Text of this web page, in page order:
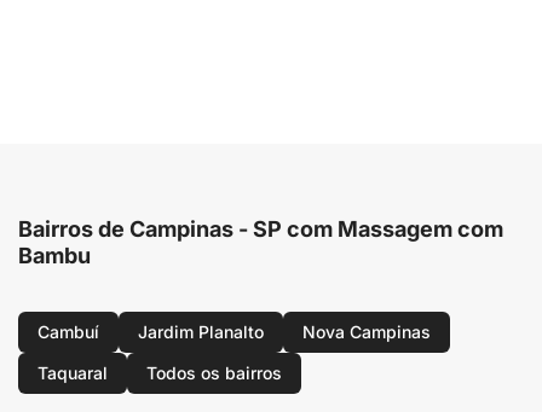
Bairros de Campinas - SP com Massagem com
Bambu
Cambuí Jardim Planalto
Nova Campinas
Taquaral
Todos os bairros